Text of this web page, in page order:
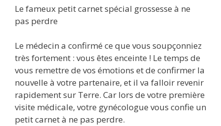
Le fameux petit carnet spécial grossesse à ne
pas perdre
Le médecin a confirmé ce que vous soupçonniez
très fortement : vous êtes enceinte ! Le temps de
vous remettre de vos émotions et de confirmer la
nouvelle à votre partenaire, et il va falloir revenir
rapidement sur Terre. Car lors de votre première
visite médicale, votre gynécologue vous confie un
petit carnet à ne pas perdre.